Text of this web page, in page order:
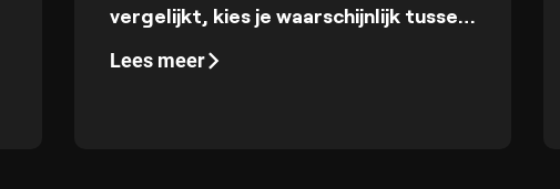
vergelijkt, kies je waarschijnlijk tussen
controle.
Lees meer